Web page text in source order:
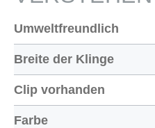
Umweltfreundlich
Breite der Klinge
Clip vorhanden
Farbe